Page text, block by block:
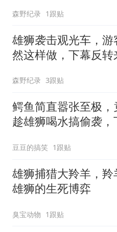
森野纪录 1跟贴
雄狮袭击观光车，游
然这样做，下幕反转
森野纪录 3跟贴
鳄鱼简直嚣张至极，
趁雄狮喝水搞偷袭，
豆豆的搞笑 1跟贴
雄狮捕猎大羚羊，羚
雄狮的生死博弈
臭宝动物 1跟贴